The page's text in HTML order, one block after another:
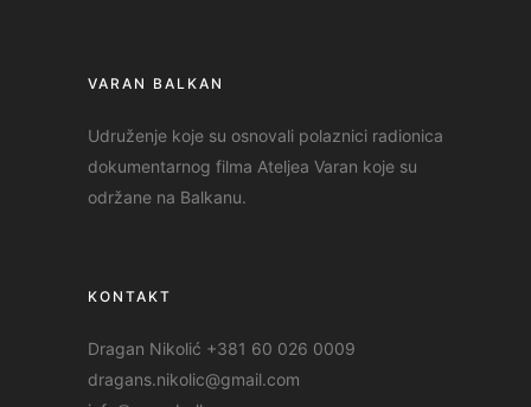
VARAN BALKAN
Udruženje koje su osnovali polaznici radionica
dokumentarnog filma Ateljea Varan koje su
održane na Balkanu.
KONTAKT
Dragan Nikolić +381 60 026 0009
dragans.nikolic@gmail.com